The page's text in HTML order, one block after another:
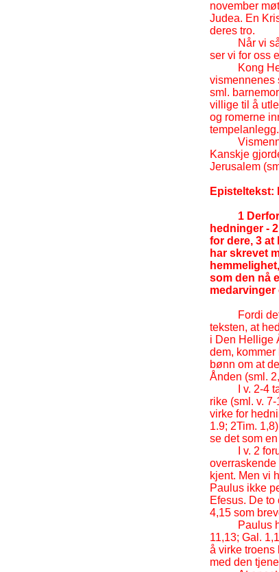
november
Judea. En
deres tro.
Når vi
ser vi for oss
Kong
vismennenes
sml.
villige til å
og romerne
Kanskje
Jerusalem
Episteltekst:
1
hedninger -
for dere, 3
har skrevet
som den nå
medarvinger
Fordi
teksten, at
i Den Hellige
dem,
bønn om at
Ånden (sml.
I v. 2-4
rike (sml. v. 7-
virke for
1.9; 2Tim.
se det som
I v. 2
overraskende
kjent. Men vi
Paulus ikke
Efesus. De
4,15 som
Paulus
11,13; Gal.
å virke troens
med den